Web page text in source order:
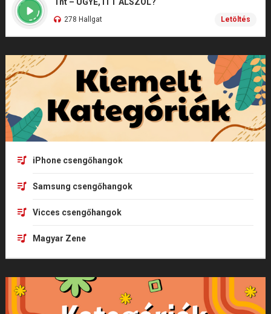
278 Hallgat Letöltés
iPhone csengőhangok
Samsung csengőhangok
Vicces csengőhangok
Magyar Zene